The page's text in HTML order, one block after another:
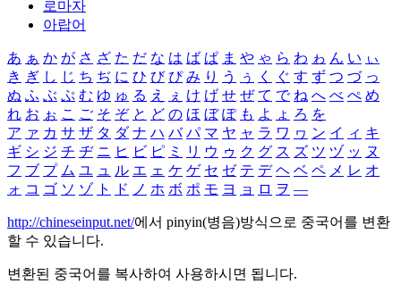
로마자
아랍어
あ ぁ か が さ ざ た だ な は ば ぱ ま や ゃ ら わ ゎ ん い ぃ
き ぎ し じ ち ぢ に ひ び ぴ み り う ぅ く ぐ す ず つ づ っ
ぬ ふ ぶ ぷ む ゆ ゅ る え ぇ け げ せ ぜ て で ね へ べ ぺ め
れ お ぉ こ ご そ ぞ と ど の ほ ぼ ぽ も よ ょ ろ を
ア ァ カ サ ザ タ ダ ナ ハ バ パ マ ヤ ャ ラ ワ ヮ ン イ ィ キ
ギ シ ジ チ ヂ ニ ヒ ビ ピ ミ リ ウ ゥ ク グ ス ズ ツ ヅ ッ ヌ
フ ブ プ ム ユ ュ ル エ ェ ケ ゲ セ ゼ テ デ ヘ ベ ペ メ レ オ
ォ コ ゴ ソ ゾ ト ド ノ ホ ボ ポ モ ヨ ョ ロ ヲ ―
http://chineseinput.net/에서 pinyin(병음)방식으로 중국어를 변환
할 수 있습니다.
변환된 중국어를 복사하여 사용하시면 됩니다.